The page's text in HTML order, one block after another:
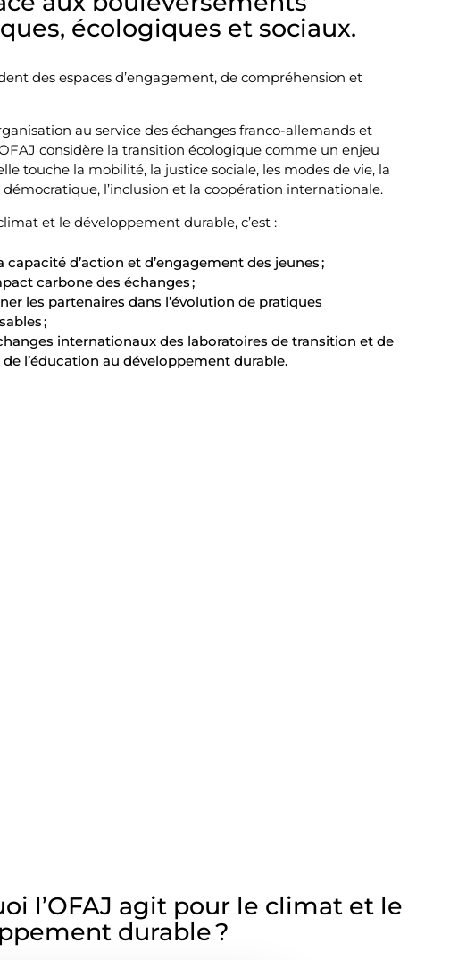
écologiques et sociaux.
des espaces d’engagement, de compréhension et
au service des échanges franco-allemands et
considère la transition écologique comme un enjeu
touche la mobilité, la justice sociale, les modes de vie, la
l’inclusion et la coopération internationale.
et le développement durable, c’est :
capacité d’action et d’engagement des jeunes ;
carbone des échanges ;
les partenaires dans l’évolution de pratiques
;
internationaux des laboratoires de transition et de
l’éducation au développement durable.
l’OFAJ agit pour le climat et le
durable ?